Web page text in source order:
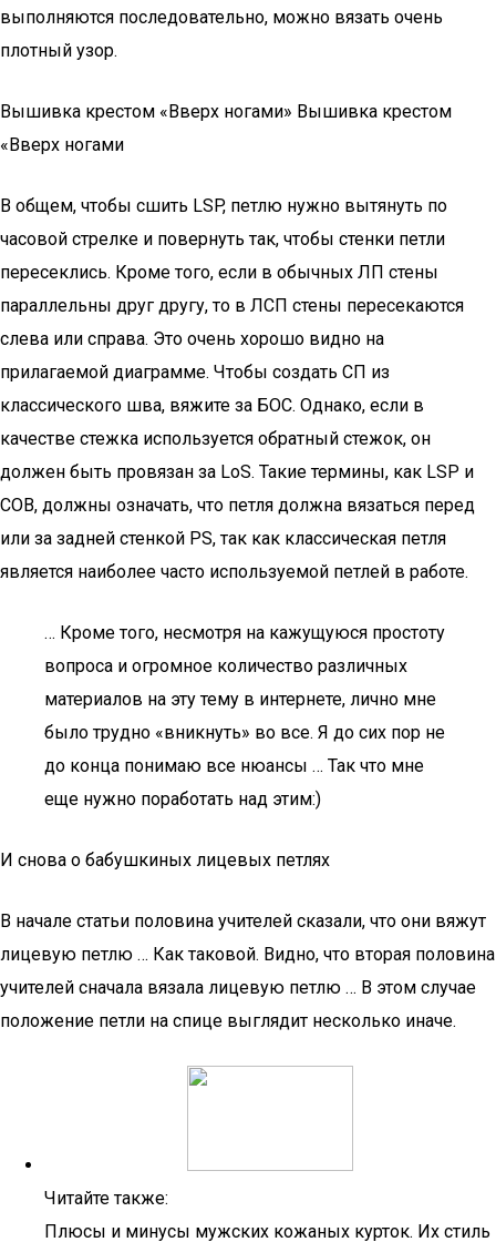
выполняются последовательно, можно вязать очень
плотный узор.
Вышивка крестом «Вверх ногами» Вышивка крестом
«Вверх ногами
В общем, чтобы сшить LSP, петлю нужно вытянуть по
часовой стрелке и повернуть так, чтобы стенки петли
пересеклись. Кроме того, если в обычных ЛП стены
параллельны друг другу, то в ЛСП стены пересекаются
слева или справа. Это очень хорошо видно на
прилагаемой диаграмме. Чтобы создать СП из
классического шва, вяжите за БОС. Однако, если в
качестве стежка используется обратный стежок, он
должен быть провязан за LoS. Такие термины, как LSP и
COB, должны означать, что петля должна вязаться перед
или за задней стенкой PS, так как классическая петля
является наиболее часто используемой петлей в работе.
… Кроме того, несмотря на кажущуюся простоту
вопроса и огромное количество различных
материалов на эту тему в интернете, лично мне
было трудно «вникнуть» во все. Я до сих пор не
до конца понимаю все нюансы … Так что мне
еще нужно поработать над этим:)
И снова о бабушкиных лицевых петлях
В начале статьи половина учителей сказали, что они вяжут
лицевую петлю … Как таковой. Видно, что вторая половина
учителей сначала вязала лицевую петлю … В этом случае
положение петли на спице выглядит несколько иначе.
Читайте также:
Плюсы и минусы мужских кожаных курток. Их стиль